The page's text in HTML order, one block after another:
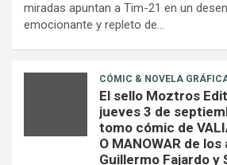
miradas apuntan a Tim-21 en un
emocionante y repleto de…
CÓMIC & NOVELA
El sello Moztros
jueves 3 de
tomo cómic de
O MANOWAR de
Guillermo Fajardo y